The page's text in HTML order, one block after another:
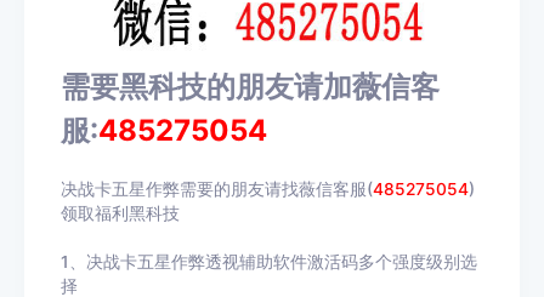
需要黑科技的朋友请加薇信客
服:485275054
决战卡五星作弊需要的朋友请找薇信客服(485275054)
领取福利黑科技
1、决战卡五星作弊透视辅助软件激活码多个强度级别选
择